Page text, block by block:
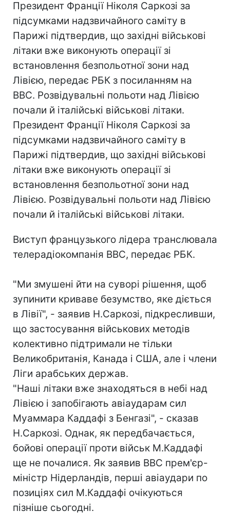
Президент Франції Ніколя Саркозі за
підсумками надзвичайного саміту в
Парижі підтвердив, що західні військові
літаки вже виконують операції зі
встановлення безпольотної зони над
Лівією, передає РБК з посиланням на
BBC. Розвідувальні польоти над Лівією
почали й італійські військові літаки.
Президент Франції Ніколя Саркозі за
підсумками надзвичайного саміту в
Парижі підтвердив, що західні військові
літаки вже виконують операції зі
встановлення безпольотної зони над
Лівією. Розвідувальні польоти над Лівією
почали й італійські військові літаки.
Виступ французького лідера транслювала
телерадіокомпанія BBC, передає РБК.
"Ми змушені йти на суворі рішення, щоб
зупинити криваве безумство, яке діється
в Лівії", - заявив Н.Саркозі, підкресливши,
що застосування військових методів
колективно підтримали не тільки
Великобританія, Канада і США, але і члени
Ліги арабських держав.
"Наші літаки вже знаходяться в небі над
Лівією і запобігають авіаударам сил
Муаммара Каддафі з Бенгазі", - сказав
Н.Саркозі. Однак, як передбачається,
бойові операції проти військ М.Каддафі
ще не почалися. Як заявив BBC прем'єр-
міністр Нідерландів, перші авіаудари по
позиціях сил М.Каддафі очікуються
пізніше сьогодні.